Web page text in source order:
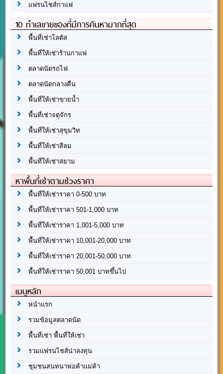
แฟรนไชส์กาแฟ
10 ทำเลขายของที่มีการค้นหามากที่สุด
พื้นที่เช่าโลตัส
พื้นที่ให้เช่าร้านกาแฟ
ตลาดนัดรถไฟ
ตลาดนัดกลางคืน
พื้นที่ให้เช่าขายน้ำ
พื้นที่เช่าจตุจักร
พื้นที่ให้เช่าสุขุมวิท
พื้นที่ให้เช่าสีลม
พื้นที่ให้เช่าสยาม
หาพื้นที่เช่าตามช่วงราคา
พื้นที่ให้เช่าราคา 0-500 บาท
พื้นที่ให้เช่าราคา 501-1,000 บาท
พื้นที่ให้เช่าราคา 1,001-5,000 บาท
พื้นที่ให้เช่าราคา 10,001-20,000 บาท
พื้นที่ให้เช่าราคา 20,001-50,000 บาท
พื้นที่ให้เช่าราคา 50,001 บาทขึ้นไป
เมนูหลัก
หน้าแรก
รวมข้อมูลตลาดนัด
พื้นที่เช่า พื้นที่ให้เช่า
รวมแฟรนไชส์น่าลงทุน
ชุมชนสนทนาพ่อค้าแม่ค้า